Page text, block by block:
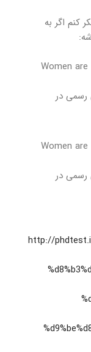
کنم اگر به
Women
رسمی در
Women
رسمی در
http://